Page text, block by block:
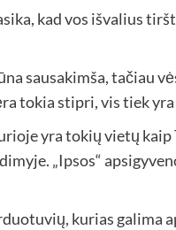
kad vos išvalius
sausakimša, tačiau
tokia stipri, vis tiek
yra tokių vietų
„Ipsos“
kurias galima